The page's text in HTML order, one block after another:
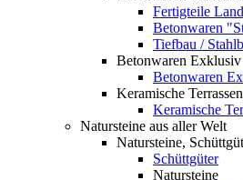
Fertigteile
Betonwaren
Tiefbau /
Betonwaren Exklusiv
Betonwaren
Keramische
Keramische
Natursteine aus aller Welt
Natursteine,
Schüttgüter
Natursteine